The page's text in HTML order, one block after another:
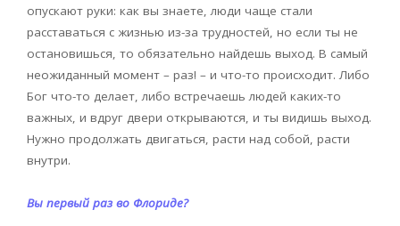
опускают руки: как вы знаете, люди чаще стали
расставаться с жизнью из-за трудностей, но если ты не
остановишься, то обязательно найдешь выход. В самый
неожиданный момент – раз! – и что-то происходит. Либо
Бог что-то делает, либо встречаешь людей каких-то
важных, и вдруг двери открываются, и ты видишь выход.
Нужно продолжать двигаться, расти над собой, расти
внутри.
Вы первый раз во Флориде?